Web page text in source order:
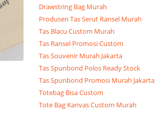
Drawstring Bag Murah
Produsen Tas Serut Ransel Murah
Tas Blacu Custom Murah
Tas Ransel Promosi Custom
Tas Souvenir Murah Jakarta
Tas Spunbond Polos Ready Stock
Tas Spunbond Promosi Murah Jakarta
Totebag Bisa Custom
Tote Bag Kanvas Custom Murah